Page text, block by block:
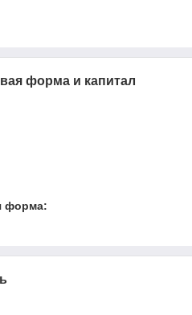
форма и капитал
форма: